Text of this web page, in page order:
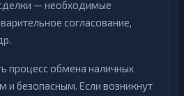
— необходимые
согласование,
процесс обмена наличных
безопасным. Если возникнут